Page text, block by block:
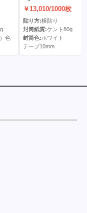
色
￥13,010/1000枚
貼り方:横貼り
封筒紙質:ケント80g
封筒色:ホワイト
テープ10mm